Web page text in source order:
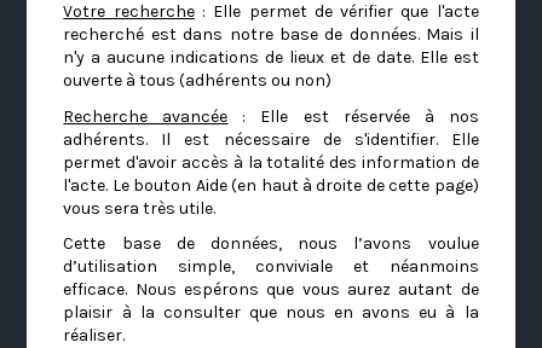
Votre recherche: Elle permet de vérifier que l'acte
recherché est dans notre base de données. Mais il
n'y a aucune indications de lieux et de date. Elle est
ouverte à tous (adhérents ou non)
Recherche avancée : Elle est réservée à nos
adhérents. Il est nécessaire de s'identifier. Elle
permet d'avoir accès à la totalité des information de
l'acte. Le bouton Aide (en haut à droite de cette page)
vous sera très utile.
Cette base de données, nous l’avons voulue
d’utilisation simple, conviviale et néanmoins
efficace. Nous espérons que vous aurez autant de
plaisir à la consulter que nous en avons eu à la
réaliser.